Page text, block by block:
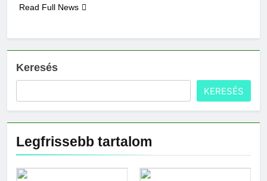
Read Full News
Keresés
KERESÉS
Legfrissebb tartalom